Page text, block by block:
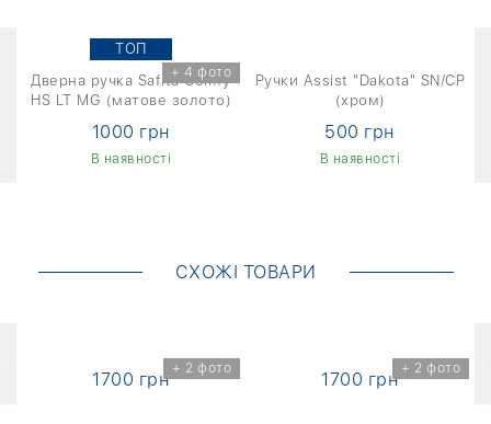
TOП
+ 4 фото
Дверна ручка Safita Comfy
HS LT MG (матове золото)
1000 грн
В наявності
Ручки Assist "Dakota" SN/CP
(хром)
500 грн
В наявності
СХОЖІ ТОВАРИ
+ 2 фото
1700 грн
+ 2 фото
1700 грн